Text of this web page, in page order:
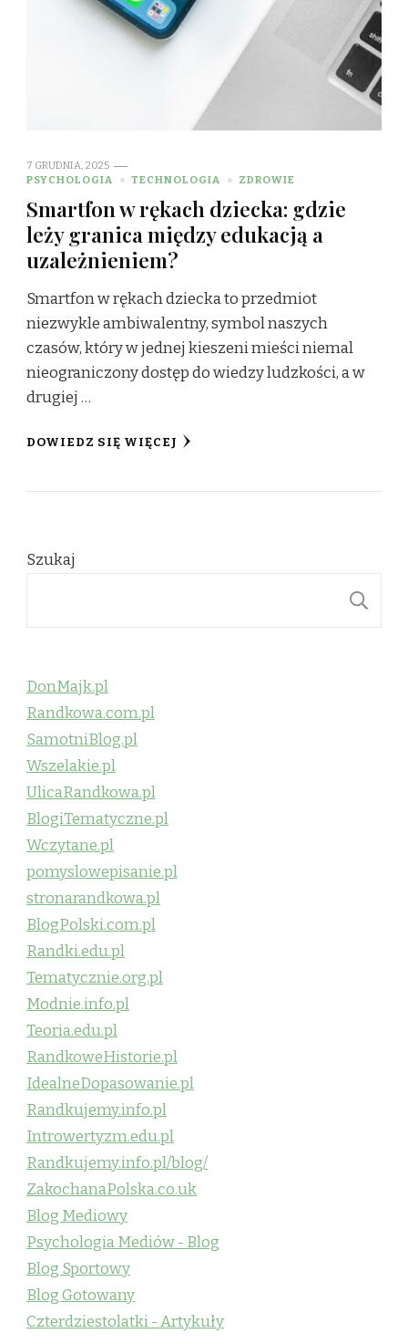
7 GRUDNIA, 2025
PSYCHOLOGIA
TECHNOLOGIA ZDROWIE
Smartfon w rękach dziecka: gdzie
leży granica między edukacją a
uzależnieniem?
Smartfon w rękach dziecka to przedmiot
niezwykle ambiwalentny, symbol naszych
czasów, który w jednej kieszeni mieści niemal
nieograniczony dostęp do wiedzy ludzkości, a w
drugiej …
DOWIEDZ SIĘ WIĘCEJ
Szukaj
DonMajk.pl
Randkowa.com.pl
SamotniBlog.pl
Wszelakie.pl
UlicaRandkowa.pl
BlogiTematyczne.pl
Wczytane.pl
pomyslowepisanie.pl
stronarandkowa.pl
BlogPolski.com.pl
Randki.edu.pl
Tematycznie.org.pl
Modnie.info.pl
Teoria.edu.pl
RandkoweHistorie.pl
IdealneDopasowanie.pl
Randkujemy.info.pl
Introwertyzm.edu.pl
Randkujemy.info.pl/blog/
ZakochanaPolska.co.uk
Blog Mediowy
Psychologia Mediów - Blog
Blog Sportowy
Blog Gotowany
Czterdziestolatki - Artykuły